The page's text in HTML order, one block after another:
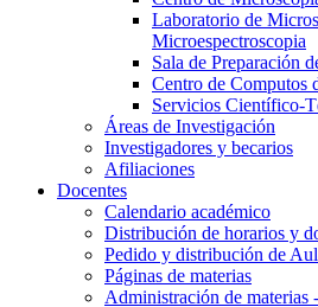
Laboratorio de
Microespectroscopia
Sala de Preparación
Centro de Computos
Servicios Científico-
Áreas de Investigación
Investigadores y becarios
Afiliaciones
Docentes
Calendario académico
Distribución de horarios y
Pedido y distribución de
Páginas de materias
Administración de materias